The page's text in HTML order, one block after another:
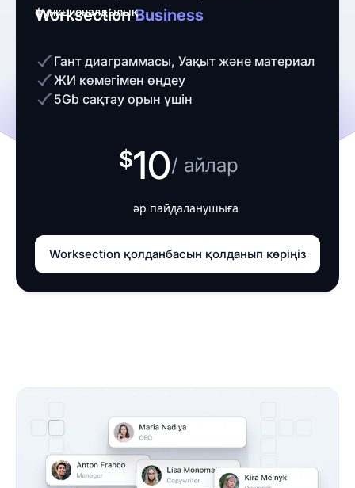
WorksectionBusiness
функционалдылық
Гант диаграммасы, Уақыт және материал
ЖИ көмегімен өңдеу
5Gb сақтау орын үшін
10/ айлар
әр пайдаланушыға
Worksection қолданбасын қолданып көріңіз